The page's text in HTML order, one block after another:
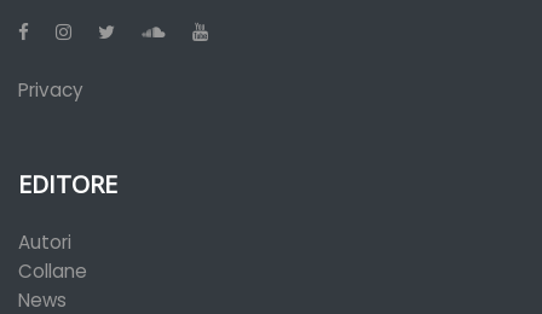
Privacy
EDITORE
Autori
Collane
News